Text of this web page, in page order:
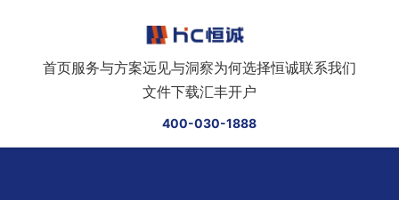
首页服务与方案远见与洞察为何选择恒诚联系我们
文件下载汇丰开户
400-030-1888